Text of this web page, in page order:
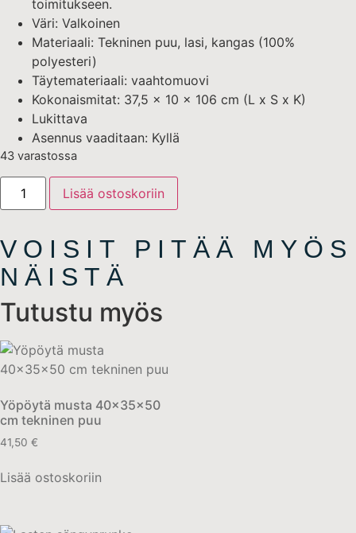
toimitukseen.
Väri: Valkoinen
Materiaali: Tekninen puu, lasi, kangas (100%
polyesteri)
Täytemateriaali: vaahtomuovi
Kokonaismitat: 37,5 x 10 x 106 cm (L x S x K)
Lukittava
Asennus vaaditaan: Kyllä
43 varastossa
Lisää ostoskoriin
VOISIT PITÄÄ MYÖS
NÄISTÄ
Tutustu myös
Yöpöytä musta 40x35x50
cm tekninen puu
41,50 €
Lisää ostoskoriin